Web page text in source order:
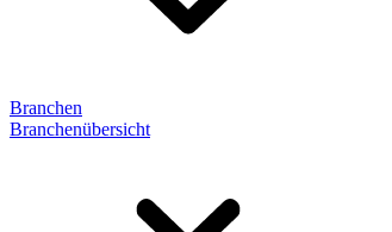
Branchen
Branchenübersicht